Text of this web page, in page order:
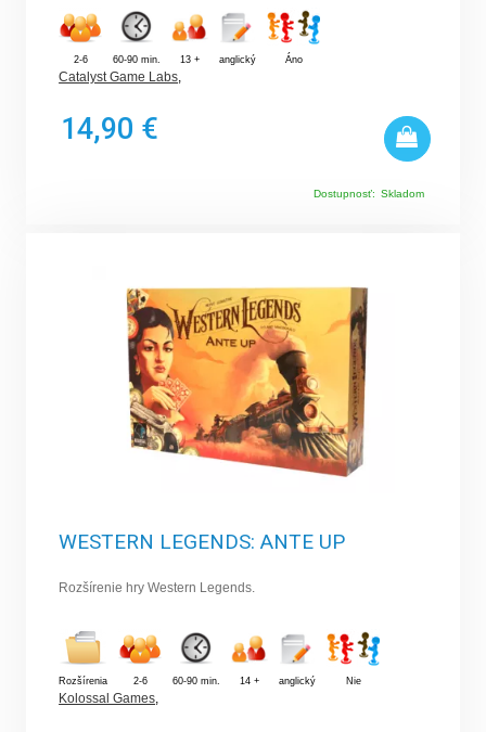
2-6 60-90 min. 13 + anglický Áno
Catalyst Game Labs,
14,90 €
Dostupnosť: Skladom
WESTERN LEGENDS: ANTE UP
Rozšírenie hry Western Legends.
Rozšírenia 2-6 60-90 min. 14 + anglický Nie
Kolossal Games,